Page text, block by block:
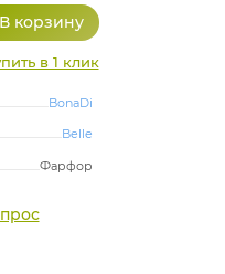
в 1 клик
BonaDi
Belle
Фарфор